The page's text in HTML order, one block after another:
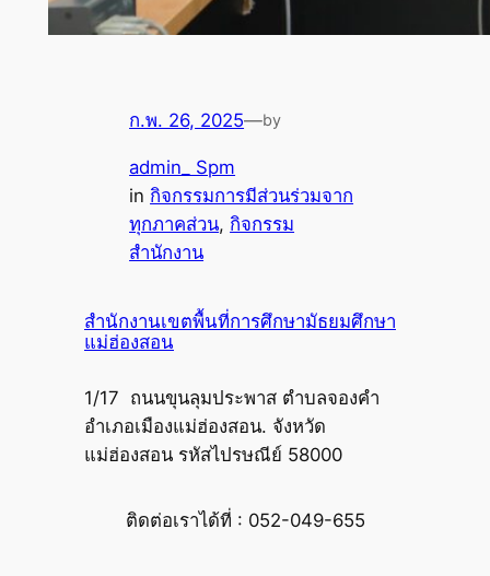
ก.พ. 26, 2025—by
admin_ Spm
in กิจกรรมการมีส่วนร่วมจาก
ทุกภาคส่วน, กิจกรรม
สำนักงาน
สำนักงานเขตพื้นที่การศึกษามัธยมศึกษา
แม่ฮ่องสอน
1/17 ถนนขุนลุมประพาส ตำบลจองคำ
อำเภอเมืองแม่ฮ่องสอน. จังหวัด
แม่ฮ่องสอน รหัสไปรษณีย์ 58000
ติดต่อเราได้ที่ : 052-049-655